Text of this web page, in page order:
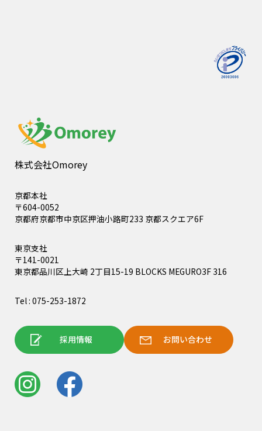
株式会社Omorey
京都本社
〒604-0052
京都府京都市中京区押油小路町233 京都スクエア6F
東京支社
〒141-0021
東京都品川区上大崎 2丁目15-19 BLOCKS MEGURO3F 316
Tel : 075-253-1872
採用情報 お問い合わせ